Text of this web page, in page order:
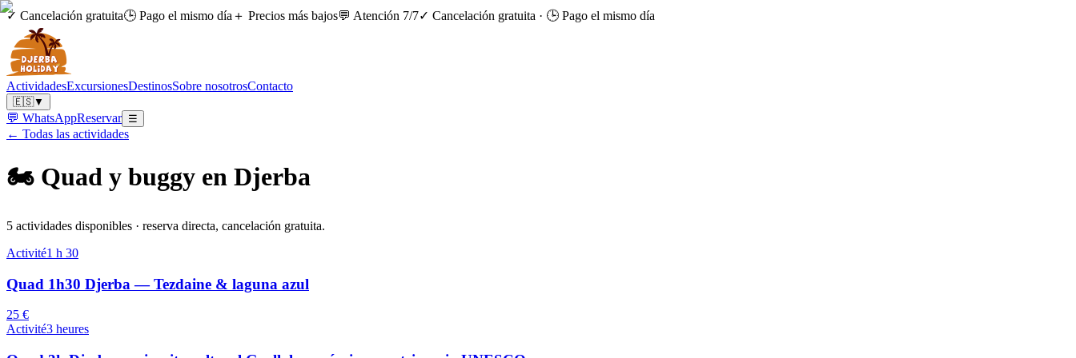
✓ Cancelación gratuita🕒 Pago el mismo día ＋ Precios más bajos💬 Atención 7/7✓ Cancelación gratuita · 🕒 Pago el mismo día
ActividadesExcursionesDestinosSobre nosotrosContacto
🇪🇸▼
💬 WhatsAppReservar ☰
← Todas las actividades
🏍️ Quad y buggy en Djerba
5 actividades disponibles · reserva directa, cancelación gratuita.
Activité1 h 30
Quad 1h30 Djerba — Tezdaine & laguna azul
25 €
Activité3 heures